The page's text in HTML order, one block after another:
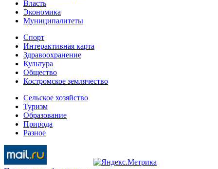
Власть
Экономика
Муниципалитеты
Спорт
Интерактивная карта
Здравоохранение
Культура
Общество
Костромское землячество
Сельское хозяйство
Туризм
Образование
Природа
Разное